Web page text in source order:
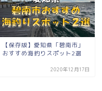
【保存版】愛知県「碧南市」
おすすめ海釣りスポット2選
2020年12月17日